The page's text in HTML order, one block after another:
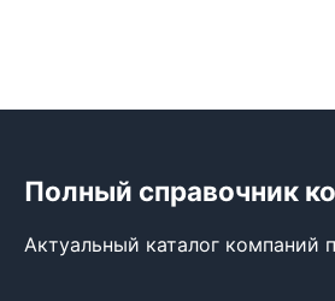
Полный справочник
Актуальный каталог компаний